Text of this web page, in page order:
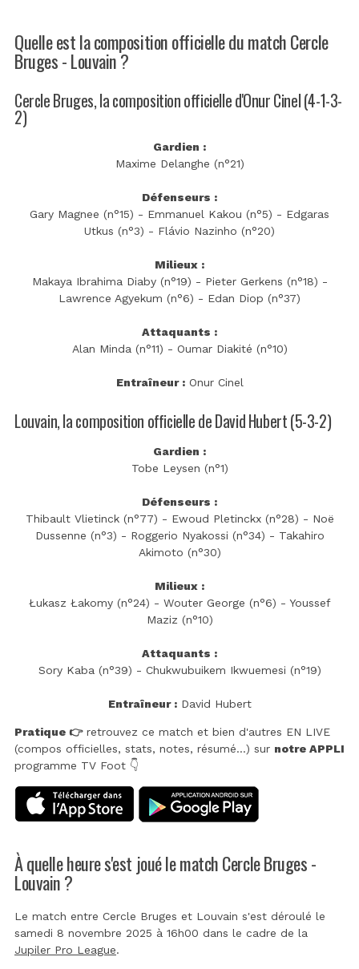
Quelle est la composition officielle du match Cercle
Bruges - Louvain ?
Cercle Bruges, la composition officielle d'Onur Cinel (4-1-3-
2)
Gardien :
Maxime Delanghe (n°21)
Défenseurs :
Gary Magnee (n°15) - Emmanuel Kakou (n°5) - Edgaras
Utkus (n°3) - Flávio Nazinho (n°20)
Milieux :
Makaya Ibrahima Diaby (n°19) - Pieter Gerkens (n°18) -
Lawrence Agyekum (n°6) - Edan Diop (n°37)
Attaquants :
Alan Minda (n°11) - Oumar Diakité (n°10)
Entraîneur :Onur Cinel
Louvain, la composition officielle de David Hubert (5-3-2)
Gardien :
Tobe Leysen (n°1)
Défenseurs :
Thibault Vlietinck (n°77) - Ewoud Pletinckx (n°28) - Noë
Dussenne (n°3) - Roggerio Nyakossi (n°34) - Takahiro
Akimoto (n°30)
Milieux :
Łukasz Łakomy (n°24) - Wouter George (n°6) - Youssef
Maziz (n°10)
Attaquants :
Sory Kaba (n°39) - Chukwubuikem Ikwuemesi (n°19)
Entraîneur :David Hubert
Pratique 👉retrouvez ce match et bien d'autres EN LIVE
(compos officielles, stats, notes, résumé...) sur notre APPLI
programme TV Foot 👇
À quelle heure s'est joué le match Cercle Bruges -
Louvain ?
Le match entre Cercle Bruges et Louvain s'est déroulé le
samedi 8 novembre 2025 à 16h00 dans le cadre de la
Jupiler Pro League.